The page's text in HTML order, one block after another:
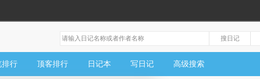
排行 顶客排行 日记本 写日记 高级搜索